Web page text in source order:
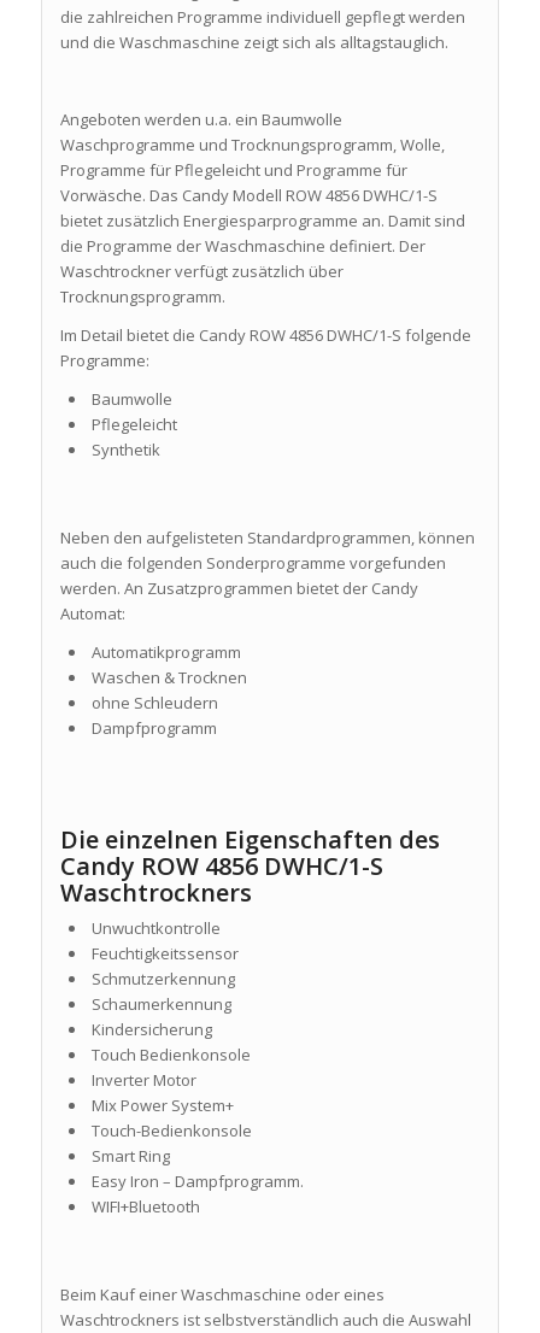
die zahlreichen Programme individuell gepflegt werden
und die Waschmaschine zeigt sich als alltagstauglich.
Angeboten werden u.a. ein Baumwolle
Waschprogramme und Trocknungsprogramm, Wolle,
Programme für Pflegeleicht und Programme für
Vorwäsche. Das Candy Modell ROW 4856 DWHC/1-S
bietet zusätzlich Energiesparprogramme an. Damit sind
die Programme der Waschmaschine definiert. Der
Waschtrockner verfügt zusätzlich über
Trocknungsprogramm.
Im Detail bietet die Candy ROW 4856 DWHC/1-S folgende
Programme:
Baumwolle
Pflegeleicht
Synthetik
Neben den aufgelisteten Standardprogrammen, können
auch die folgenden Sonderprogramme vorgefunden
werden. An Zusatzprogrammen bietet der Candy
Automat:
Automatikprogramm
Waschen & Trocknen
ohne Schleudern
Dampfprogramm
Die einzelnen Eigenschaften des
Candy ROW 4856 DWHC/1-S
Waschtrockners
Unwuchtkontrolle
Feuchtigkeitssensor
Schmutzerkennung
Schaumerkennung
Kindersicherung
Touch Bedienkonsole
Inverter Motor
Mix Power System+
Touch-Bedienkonsole
Smart Ring
Easy Iron – Dampfprogramm.
WIFI+Bluetooth
Beim Kauf einer Waschmaschine oder eines
Waschtrockners ist selbstverständlich auch die Auswahl